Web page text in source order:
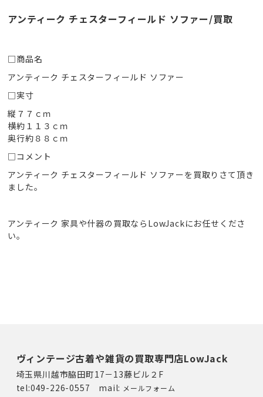
アンティーク チェスターフィールド ソファー/買取
□商品名
アンティーク チェスターフィールド ソファー
□実寸
縦７７ｃｍ
横約１１３ｃｍ
奥行約８８ｃｍ
□コメント
アンティーク チェスターフィールド ソファーを買取りさて頂き
ました。
アンティーク 家具や什器の買取ならLowJackにお任せくださ
い。
ヴィンテージ古着や雑貨の買取専門店LowJack
埼玉県川越市脇田町17－13藤ビル２F
tel:049-226-0557 mail: メールフォーム